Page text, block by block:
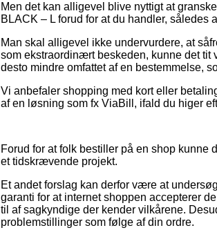
Men det kan alligevel blive nyttigt at
BLACK – L forud for at du handler, således
Man skal alligevel ikke undervurdere, at
som ekstraordinært beskeden, kunne det tit
desto mindre omfattet af en bestemmelse,
Vi anbefaler shopping med kort eller
af en løsning som fx ViaBill, ifald du higer
Forud for at folk bestiller på en shop kunne
et tidskrævende projekt.
Et andet forslag kan derfor være at
garanti for at internet shoppen accepterer
til af sagkyndige der kender vilkårene.
problemstillinger som følge af din ordre.